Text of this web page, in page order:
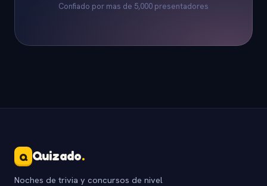
Confiado por mas de 5,000 presentadores
Q Quizado.
Noches de trivia y concursos de nivel